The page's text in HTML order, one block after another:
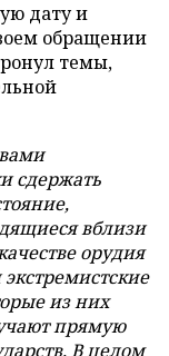
дату и
обращении
темы,
сдержать
вблизи
орудия
из них
прямую
В целом